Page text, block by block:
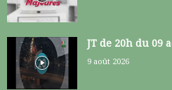
JT de 20h du 09
9 août 2026